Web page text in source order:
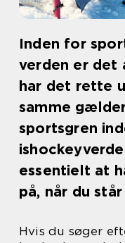
Inden for
verden er det
har det rette
samme
sportsgren
essentielt at
på, når du
Hvis du søger